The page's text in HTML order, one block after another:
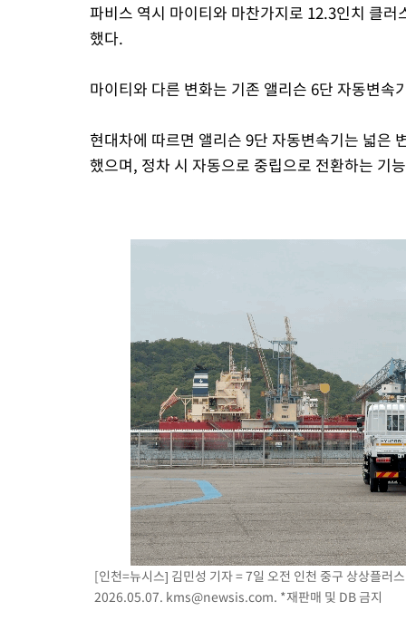
파비스 역시 마이티와 마찬가지로 12.3인치 클
했다.
마이티와 다른 변화는 기존 앨리슨 6단 자동변
현대차에 따르면 앨리슨 9단 자동변속기는 넓은
했으며, 정차 시 자동으로 중립으로 전환하는 기
[인천=뉴시스] 김민성 기자 = 7일 오전 인천 중구 상상플러
2026.05.07. kms@newsis.com. *재판매 및 DB 금지